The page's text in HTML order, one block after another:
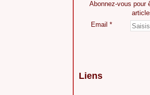
Abonnez-vous pour
Email
Liens